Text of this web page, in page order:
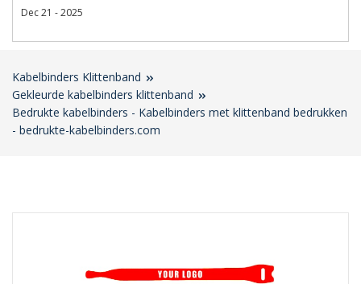
Dec 21 - 2025
Kabelbinders Klittenband
Gekleurde kabelbinders klittenband
Bedrukte kabelbinders - Kabelbinders met klittenband bedrukken
- bedrukte-kabelbinders.com